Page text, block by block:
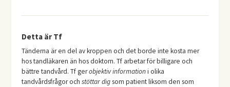
Detta är Tf
Tänderna är en del av kroppen och det borde inte kosta mer
hos tandläkaren än hos doktorn. Tf arbetar för billigare och
bättre tandvård. Tf gerobjektiv informationi olika
tandvårdsfrågor ochstöttar digsom patient liksom den som